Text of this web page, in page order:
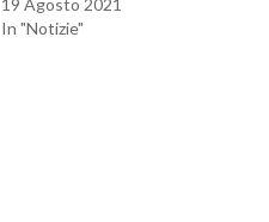
In "Notizie"